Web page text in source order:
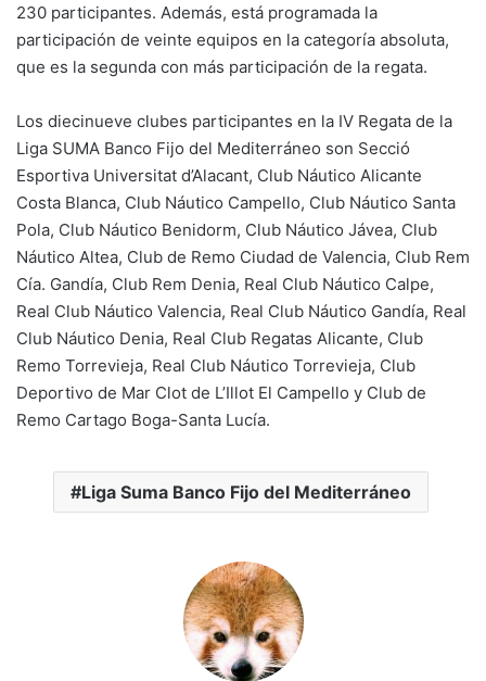
230 participantes. Además, está programada la
participación de veinte equipos en la categoría absoluta,
que es la segunda con más participación de la regata.
Los diecinueve clubes participantes en la IV Regata de la
Liga SUMA Banco Fijo del Mediterráneo son Secció
Esportiva Universitat d’Alacant, Club Náutico Alicante
Costa Blanca, Club Náutico Campello, Club Náutico Santa
Pola, Club Náutico Benidorm, Club Náutico Jávea, Club
Náutico Altea, Club de Remo Ciudad de Valencia, Club Rem
Cía. Gandía, Club Rem Denia, Real Club Náutico Calpe,
Real Club Náutico Valencia, Real Club Náutico Gandía, Real
Club Náutico Denia, Real Club Regatas Alicante, Club
Remo Torrevieja, Real Club Náutico Torrevieja, Club
Deportivo de Mar Clot de L’Illot El Campello y Club de
Remo Cartago Boga-Santa Lucía.
Liga Suma Banco Fijo del Mediterráneo